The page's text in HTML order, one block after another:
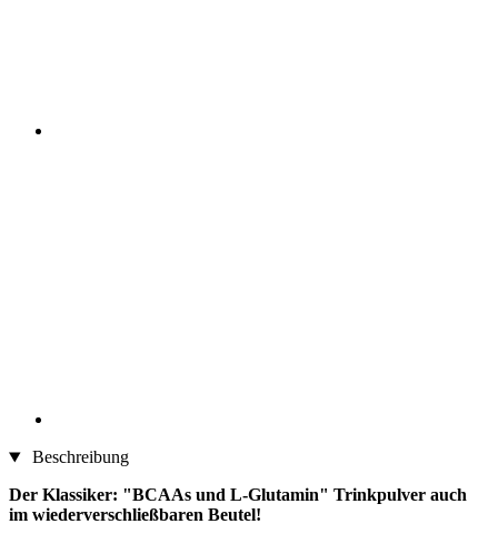
Beschreibung
Der Klassiker: "BCAAs und L-Glutamin" Trinkpulver auch
im wiederverschließbaren Beutel!